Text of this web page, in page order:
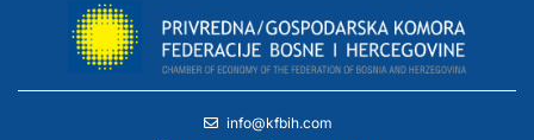
info@kfbih.com